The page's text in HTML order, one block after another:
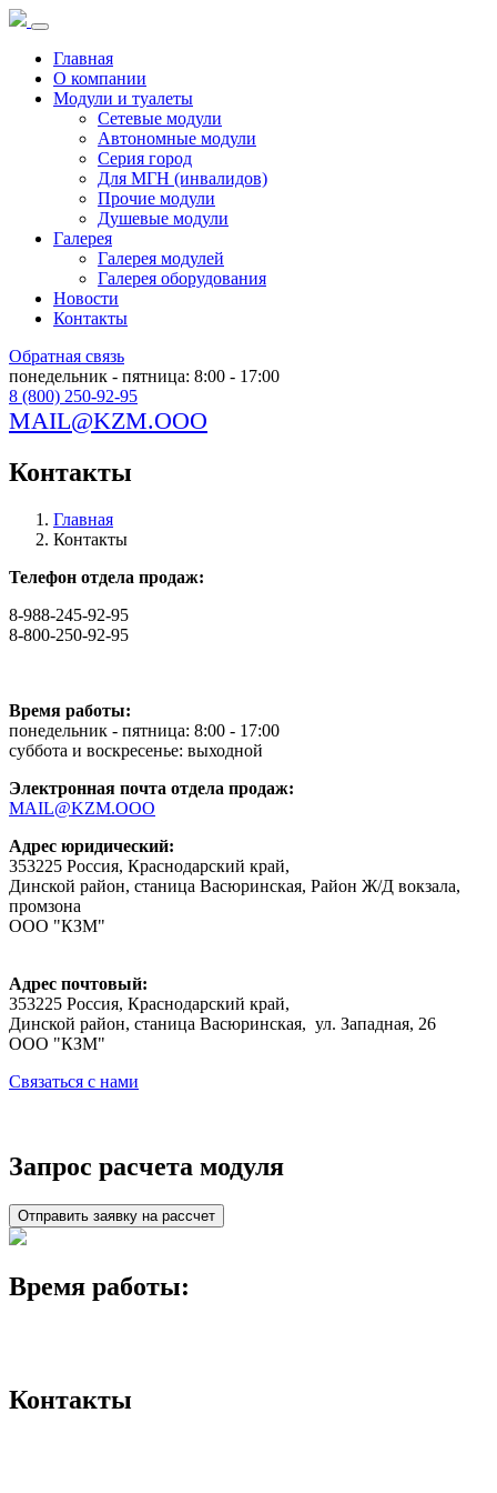
Главная
О компании
Модули и туалеты
Сетевые модули
Автономные модули
Серия город
Для МГН (инвалидов)
Прочие модули
Душевые модули
Галерея
Галерея модулей
Галерея оборудования
Новости
Контакты
Обратная связь
понедельник - пятница: 8:00 - 17:00
8 (800) 250-92-95
MAIL@KZM.OOO
Контакты
Главная
Контакты
Телефон отдела продаж:
8-988-245-92-95
8-800-250-92-95
Время работы:
понедельник - пятница: 8:00 - 17:00
суббота и воскресенье: выходной
Электронная почта отдела продаж:
MAIL@KZM.OOO
Адрес юридический:
353225 Россия, Краснодарский край,
Динской район, станица Васюринская, Район Ж/Д вокзала,
промзона
ООО "КЗМ"
Адрес почтовый:
353225 Россия, Краснодарский край,
Динской район, станица Васюринская, ул. Западная, 26
ООО "КЗМ"
Связаться с нами
Запрос расчета модуля
Отправить заявку на рассчет
Время работы:
Контакты